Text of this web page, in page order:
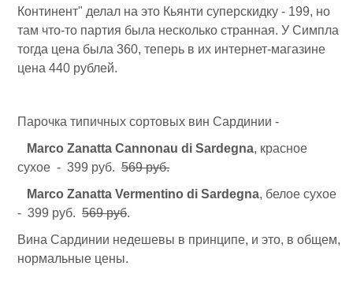
Континент" делал на это Кьянти суперскидку - 199, но
там что-то партия была несколько странная. У Симпла
тогда цена была 360, теперь в их интернет-магазине
цена 440 рублей.
Парочка типичных сортовых вин Сардинии -
Marco Zanatta Cannonau di Sardegna, красное
сухое - 399 руб. 569 руб.
Marco Zanatta Vermentino di Sardegna, белое сухое
- 399 руб. 569 руб.
Вина Сардинии недешевы в принципе, и это, в общем,
нормальные цены.